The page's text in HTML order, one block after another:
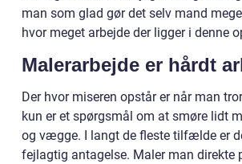
man som glad gør det selv mand
hvor meget arbejde der ligger i denne
Malerarbejde er hårdt
Der hvor miseren opstår er når man
kun er et spørgsmål om at smøre lidt
og vægge. I langt de fleste tilfælde er
fejlagtig antagelse. Maler man direkte